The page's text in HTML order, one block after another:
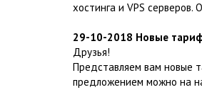
хостинга и VPS серверов.
29-10-2018 Новые
Друзья!
Представляем вам новые
предложением можно на